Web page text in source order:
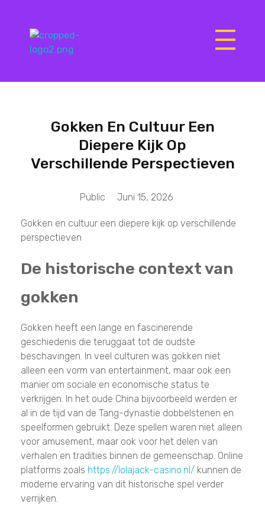
Gokken En Cultuur Een
Diepere Kijk Op
Verschillende Perspectieven
Juni 15, 2026
Public
Gokken en cultuur een diepere kijk op verschillende
perspectieven
De historische context van
gokken
Gokken heeft een lange en fascinerende
geschiedenis die teruggaat tot de oudste
beschavingen. In veel culturen was gokken niet
alleen een vorm van entertainment, maar ook een
manier om sociale en economische status te
verkrijgen. In het oude China bijvoorbeeld werden er
al in de tijd van de Tang-dynastie dobbelstenen en
speelformen gebruikt. Deze spellen waren niet alleen
voor amusement, maar ook voor het delen van
verhalen en tradities binnen de gemeenschap. Online
platforms zoals https://lolajack-casino.nl/ kunnen de
moderne ervaring van dit historische spel verder
verrijken.